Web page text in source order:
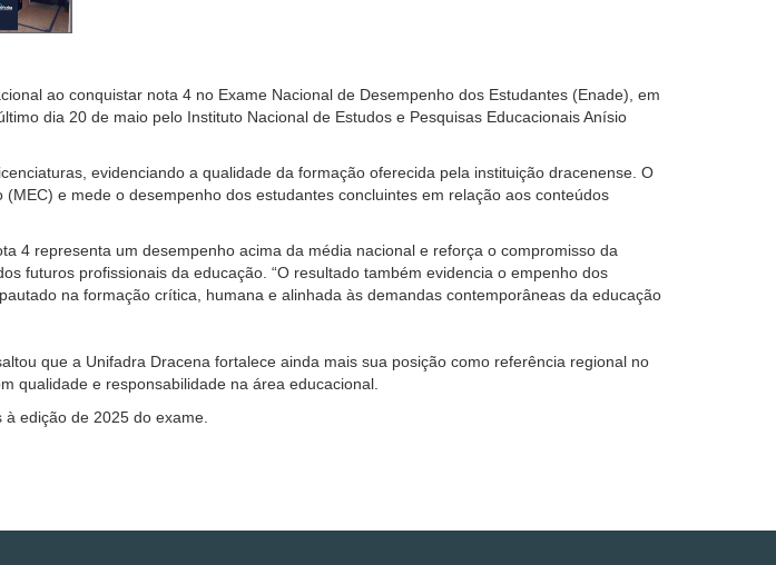
ao conquistar nota 4 no Exame Nacional de Desempenho dos Estudantes (Enade), em
dia 20 de maio pelo Instituto Nacional de Estudos e Pesquisas Educacionais Anísio
evidenciando a qualidade da formação oferecida pela instituição dracenense. O
e mede o desempenho dos estudantes concluintes em relação aos conteúdos
4 representa um desempenho acima da média nacional e reforça o compromisso da
futuros profissionais da educação. “O resultado também evidencia o empenho dos
na formação crítica, humana e alinhada às demandas contemporâneas da educação
que a Unifadra Dracena fortalece ainda mais sua posição como referência regional no
qualidade e responsabilidade na área educacional.
edição de 2025 do exame.